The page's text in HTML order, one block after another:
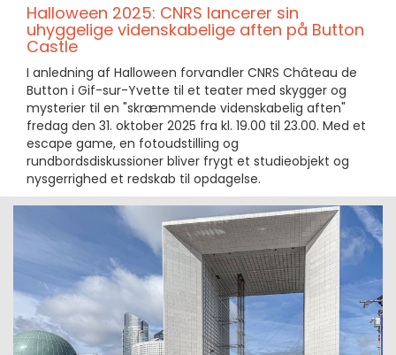
Halloween 2025: CNRS lancerer sin
uhyggelige videnskabelige aften på Button
Castle
I anledning af Halloween forvandler CNRS Château de
Button i Gif-sur-Yvette til et teater med skygger og
mysterier til en "skræmmende videnskabelig aften"
fredag den 31. oktober 2025 fra kl. 19.00 til 23.00. Med et
escape game, en fotoudstilling og
rundbordsdiskussioner bliver frygt et studieobjekt og
nysgerrighed et redskab til opdagelse.